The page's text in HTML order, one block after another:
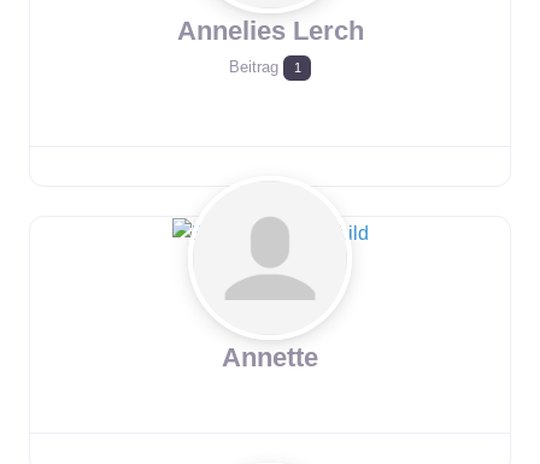
Annelies Lerch
Beitrag 1
Annette